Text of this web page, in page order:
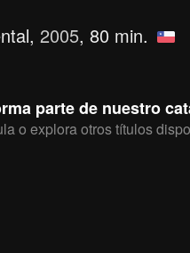
2005, 80 min.
parte de nuestro
o explora otros títulos